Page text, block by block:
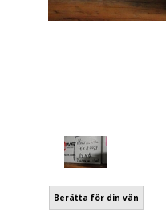
Berätta för din vän